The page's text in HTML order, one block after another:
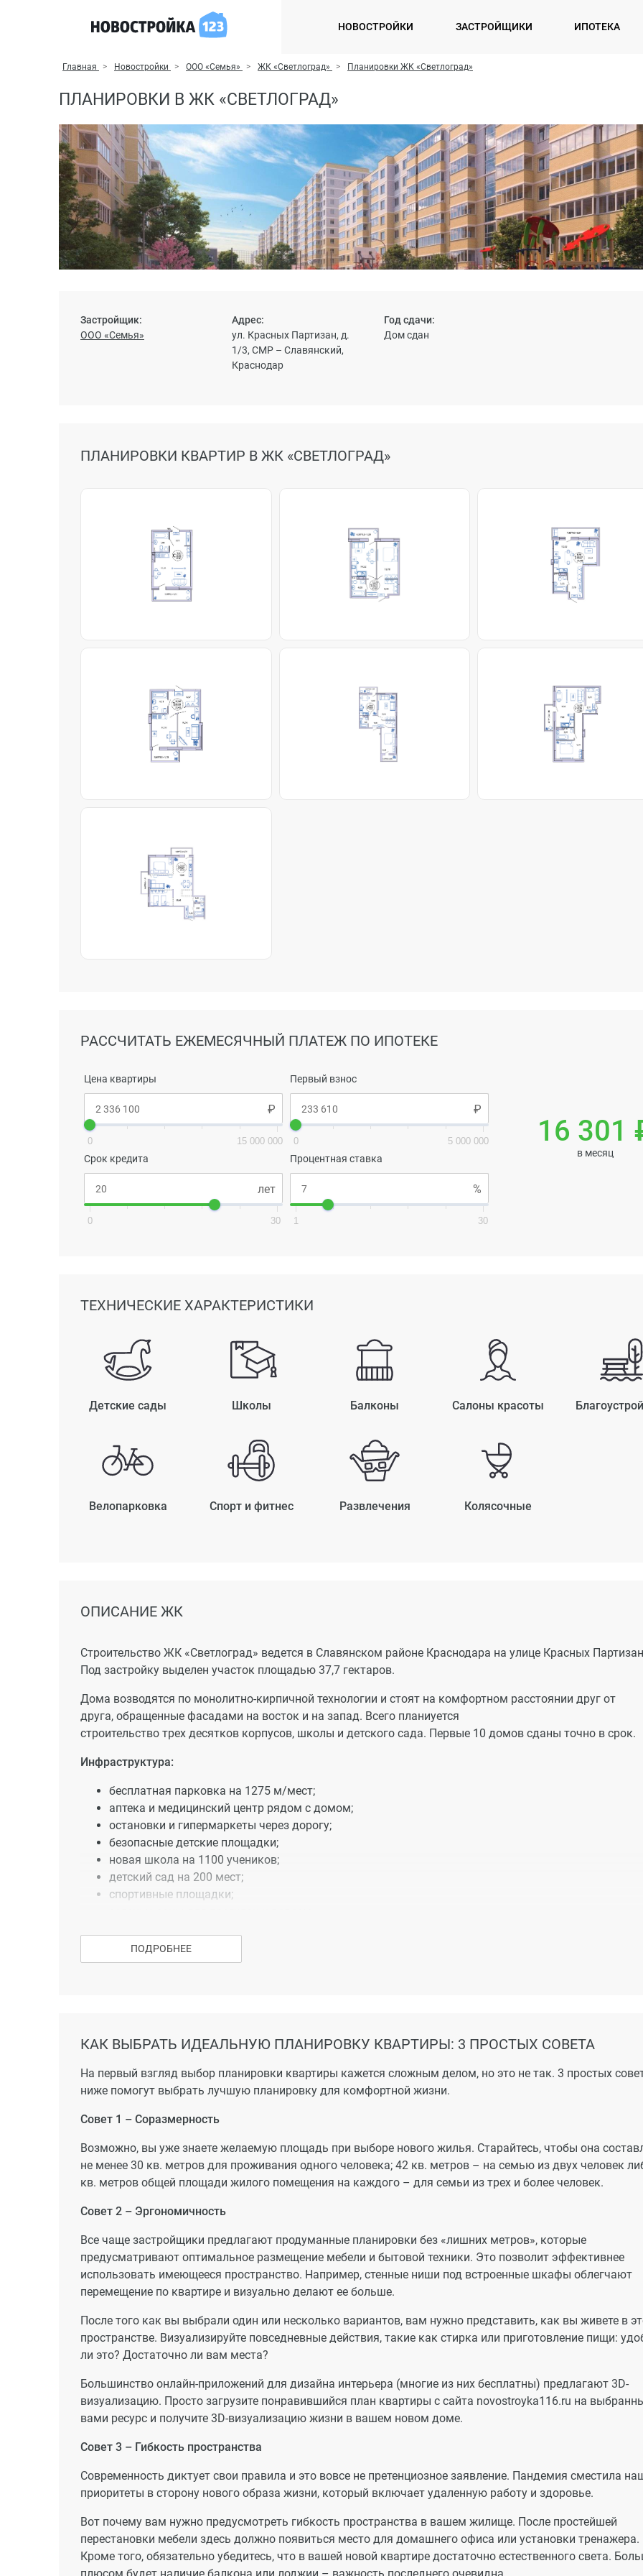
НОВОСТРОЙКИ ЗАСТРОЙЩИКИ ИПОТЕКА
Главная Новостройки ООО «Семья» ЖК «Светлоград» Планировки ЖК «Светлоград»
ПЛАНИРОВКИ В ЖК «СВЕТЛОГРАД»
Застройщик:
ООО «Семья»
Адрес:
ул. Красных Партизан, д.
1/3, СМР – Славянский,
Краснодар
Год сдачи:
Дом сдан
ПЛАНИРОВКИ КВАРТИР В ЖК «СВЕТЛОГРАД»
РАССЧИТАТЬ ЕЖЕМЕСЯЧНЫЙ ПЛАТЕЖ ПО ИПОТЕКЕ
Цена квартиры
0 15 000 000
Срок кредита
0 30
Первый взнос
0 5 000 000
Процентная ставка
1 30
16 301
в месяц
ТЕХНИЧЕСКИЕ ХАРАКТЕРИСТИКИ
Детские сады Школы Балконы Салоны красоты
Велопарковка Спорт и фитнес Развлечения Колясочные
ОПИСАНИЕ ЖК
Строительство ЖК «Светлоград» ведется в Славянском районе Краснодара на улице Красных
Под застройку выделен участок площадью 37,7 гектаров.
Дома возводятся по монолитно-кирпичной технологии и стоят на комфортном расстоянии друг от
друга, обращенные фасадами на восток и на запад. Всего планиуется
строительство трех десятков корпусов, школы и детского сада. Первые 10 домов сданы точно в срок.
Инфраструктура:
бесплатная парковка на 1275 м/мест;
аптека и медицинский центр рядом с домом;
остановки и гипермаркеты через дорогу;
безопасные детские площадки;
новая школа на 1100 учеников;
детский сад на 200 мест;
спортивные площадки;
В 3-х минутах езды – школы, магазины, детские сады, развлекательный комплекс «Европа»,
«Табрис», Ботанический сад, Аграрный университет, крупнейшие городские лечебные учреждения,
Рядом со «Светлоградом» проложена новая автомагистраль в сторону Новороссийска и Анапы. Вы
за 10 минут окажетесь на трассе и через 2,5-3 часа – у моря (в зависимости от сезона и выбранного
курорта). Добраться до центра Краснодара можно за 20 минут, 15 минут займет дорога до
сада, 10 минут – до КубГАУ.
ПОДРОБНЕЕ
КАК ВЫБРАТЬ ИДЕАЛЬНУЮ ПЛАНИРОВКУ КВАРТИРЫ: 3 ПРОСТЫХ СОВЕТА
На первый взгляд выбор планировки квартиры кажется сложным делом, но это не так. 3 простых
ниже помогут выбрать лучшую планировку для комфортной жизни.
Совет 1 – Соразмерность
Возможно, вы уже знаете желаемую площадь при выборе нового жилья. Старайтесь, чтобы она
не менее 30 кв. метров для проживания одного человека; 42 кв. метров – на семью из двух человек
кв. метров общей площади жилого помещения на каждого – для семьи из трех и более человек.
Совет 2 – Эргономичность
Все чаще застройщики предлагают продуманные планировки без «лишних метров», которые
предусматривают оптимальное размещение мебели и бытовой техники. Это позволит эффективнее
использовать имеющееся пространство. Например, стенные ниши под встроенные шкафы облегчают
перемещение по квартире и визуально делают ее больше.
После того как вы выбрали один или несколько вариантов, вам нужно представить, как вы живете в
пространстве. Визуализируйте повседневные действия, такие как стирка или приготовление пищи:
ли это? Достаточно ли вам места?
Большинство онлайн-приложений для дизайна интерьера (многие из них бесплатны) предлагают 3D-
визуализацию. Просто загрузите понравившийся план квартиры с сайта novostroyka116.ru на
вами ресурс и получите 3D-визуализацию жизни в вашем новом доме.
Совет 3 – Гибкость пространства
Современность диктует свои правила и это вовсе не претенциозное заявление. Пандемия сместила
приоритеты в сторону нового образа жизни, который включает удаленную работу и здоровье.
Вот почему вам нужно предусмотреть гибкость пространства в вашем жилище. После простейшей
перестановки мебели здесь должно появиться место для домашнего офиса или установки тренажера.
Кроме того, обязательно убедитесь, что в вашей новой квартире достаточно естественного света.